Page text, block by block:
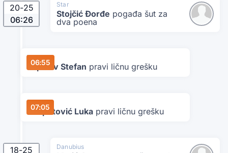
Star
Stojčić Đorđe pogađa šut za
dva poena
20-25
06:26
06:55
Danubius
Topalov Stefan pravi ličnu grešku
07:05
Star
Despotović Luka pravi ličnu grešku
Danubius
18-25